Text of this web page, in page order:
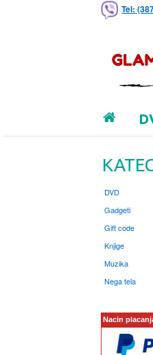
Tel:
DVD
Gadgeti
Gift code
Knjige
Muzika
Nega tela
Nacin